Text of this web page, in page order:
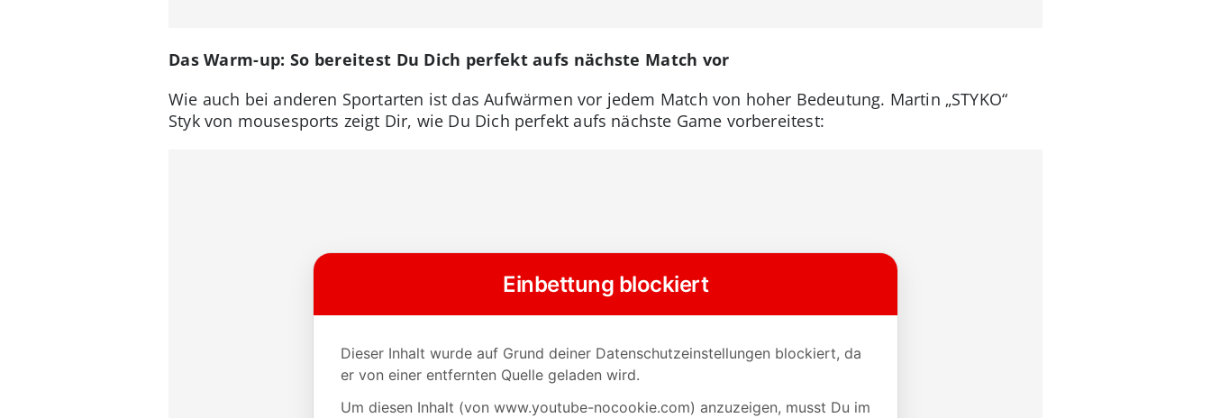
Das Warm-up: So bereitest Du Dich perfekt aufs nächste Match vor
Wie auch bei anderen Sportarten ist das Aufwärmen vor jedem Match von hoher Bedeutung. Martin „STYKO“
Styk von mousesports zeigt Dir, wie Du Dich perfekt aufs nächste Game vorbereitest: